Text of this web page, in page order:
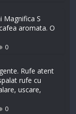
Magnifica S
aromata. O
0
Rufe atent
rufe cu
uscare,
0